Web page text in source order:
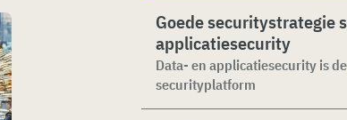
Goede securitystrategie
applicatiesecurity
Data- en applicatiesecurity is
securityplatform